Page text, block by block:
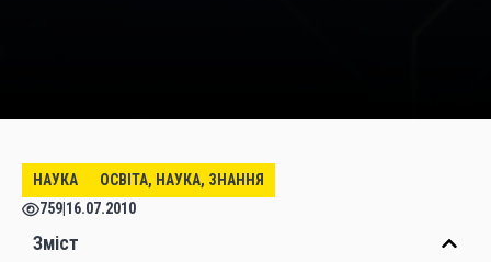
НАУКА
ОСВІТА, НАУКА, ЗНАННЯ
759 16.07.2010
Зміст